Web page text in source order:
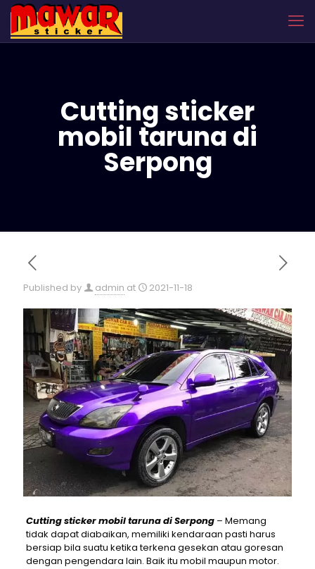
Cutting sticker
mobil taruna di
Serpong
Published by admin at 2021-11-18
Cutting sticker mobil taruna di Serpong– Memang
tidak dapat diabaikan, memiliki kendaraan pasti harus
bersiap bila suatu ketika terkena gesekan atau goresan
dengan pengendara lain. Baik itu mobil maupun motor.